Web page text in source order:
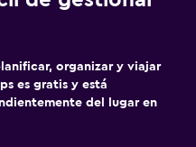
organizar y viajar
es gratis y está
del lugar en